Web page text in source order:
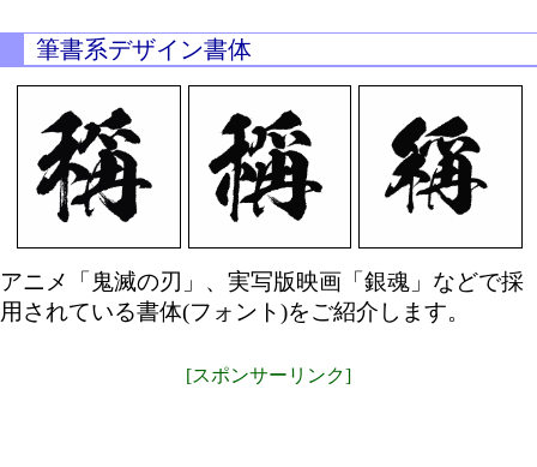
筆書系デザイン書体
アニメ「鬼滅の刃」、実写版映画「銀魂」などで採
用されている書体(フォント)をご紹介します。
[スポンサーリンク]